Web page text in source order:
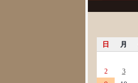
日 月
2
3